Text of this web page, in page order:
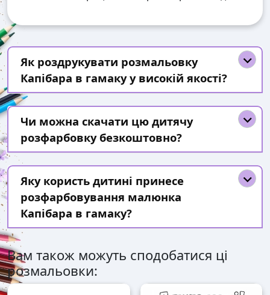
Як роздрукувати розмальовку
Капібара в гамаку у високій якості?
Чи можна скачати цю дитячу
розфарбовку безкоштовно?
Яку користь дитині принесе
розфарбовування малюнка
Капібара в гамаку?
Вам також можуть сподобатися ці
розмальовки: